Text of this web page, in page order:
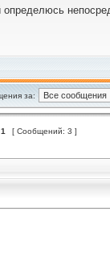
за:
1 [ Сообщений: 3 ]